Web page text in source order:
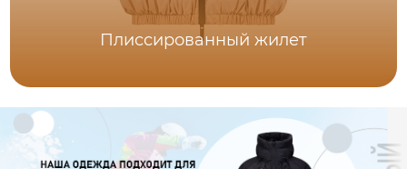
Плиссированный жилет